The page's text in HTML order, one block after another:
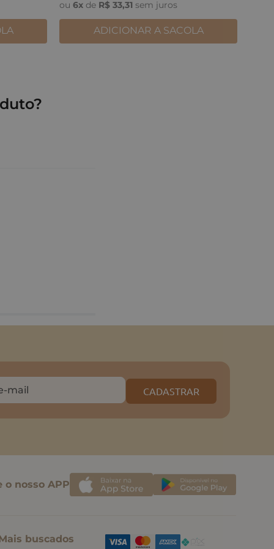
ou 6x de R$ 33,31 sem juros
ADICIONAR A SACOLA
CADASTRAR
o nosso APP
buscados